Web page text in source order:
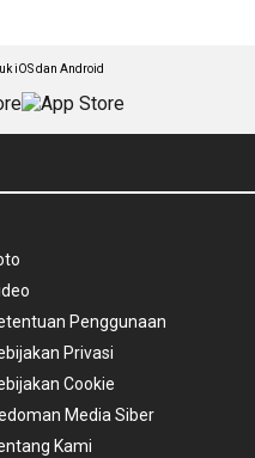
iOS dan Android
Penggunaan
Privasi
Cookie
Media Siber
Kami